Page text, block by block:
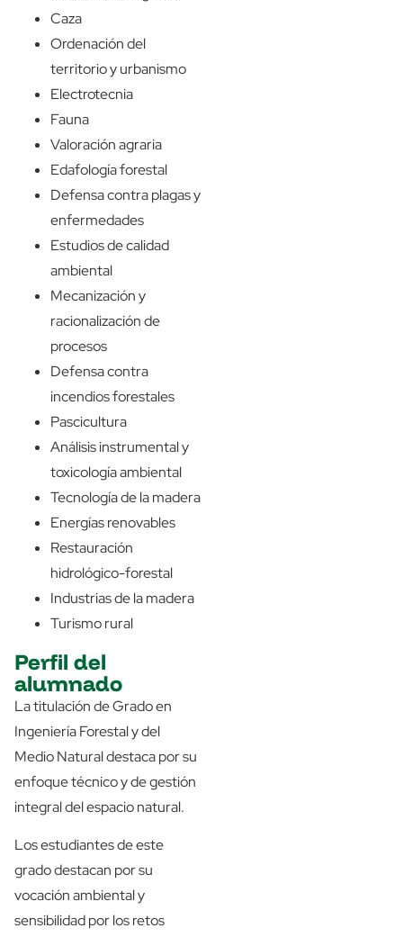
Caza
Ordenación del
territorio y urbanismo
Electrotecnia
Fauna
Valoración agraria
Edafología forestal
Defensa contra plagas y
enfermedades
Estudios de calidad
ambiental
Mecanización y
racionalización de
procesos
Defensa contra
incendios forestales
Pascicultura
Análisis instrumental y
toxicología ambiental
Tecnología de la madera
Energías renovables
Restauración
hidrológico-forestal
Industrias de la madera
Turismo rural
Perfil del
alumnado
La titulación de Grado en
Ingeniería Forestal y del
Medio Natural destaca por su
enfoque técnico y de gestión
integral del espacio natural.
Los estudiantes de este
grado destacan por su
vocación ambiental y
sensibilidad por los retos